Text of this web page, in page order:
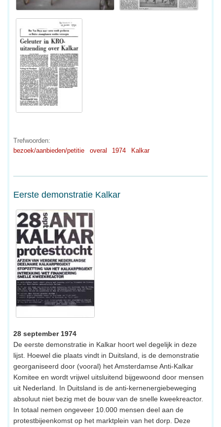
Trefwoorden:
bezoek/aanbieden/petitie
overal 1974 Kalkar
Eerste demonstratie Kalkar
28 september 1974
De eerste demonstratie in Kalkar hoort wel degelijk in deze
lijst. Hoewel die plaats vindt in Duitsland, is de demonstratie
georganiseerd door (vooral) het Amsterdamse Anti-Kalkar
Komitee en wordt vrijwel uitsluitend bijgewoond door mensen
uit Nederland. In Duitsland is de anti-kernenergiebeweging
absoluut niet bezig met de bouw van de snelle kweekreactor.
In totaal nemen ongeveer 10.000 mensen deel aan de
protestbijeenkomst op het marktplein van het dorp. Deze